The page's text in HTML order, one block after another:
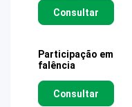
Consultar
Participação em
falência
Consultar